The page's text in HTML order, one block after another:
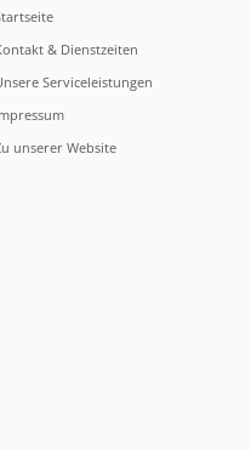
& Dienstzeiten
Serviceleistungen
unserer Website